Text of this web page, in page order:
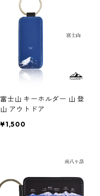
富士山 キーホルダー 山 登
山 アウトドア
¥1,500